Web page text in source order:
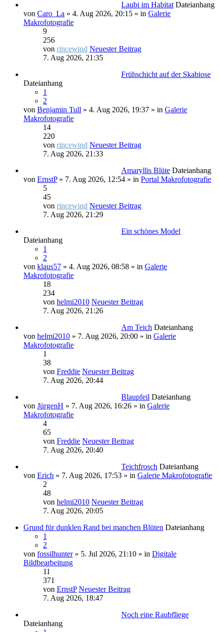
Laubi im Habitat Dateianhang
von Caro_La » 4. Aug 2026, 20:15 » in Galerie
Makrofotografie
9
256
von rincewind Neuester Beitrag
7. Aug 2026, 21:35
Frühschicht auf der Skabiose
Dateianhang
1
2
von Benjamin Tull » 4. Aug 2026, 19:37 » in Galerie
Makrofotografie
14
220
von rincewind Neuester Beitrag
7. Aug 2026, 21:33
Amaryllis Blüte Dateianhang
von ErnstP» 7. Aug 2026, 12:54 » in Portal Makrofotografie
5
45
von rincewind Neuester Beitrag
7. Aug 2026, 21:29
Ein schönes Model
Dateianhang
1
2
von klaus57 » 4. Aug 2026, 08:58 » in Galerie
Makrofotografie
18
234
von helmi2010 Neuester Beitrag
7. Aug 2026, 21:26
Am Teich Dateianhang
von helmi2010 » 7. Aug 2026, 20:00 » in Galerie
Makrofotografie
1
38
von Freddie Neuester Beitrag
7. Aug 2026, 20:44
Blaupfeil Dateianhang
von JürgenH » 7. Aug 2026, 16:26 » in Galerie
Makrofotografie
4
65
von Freddie Neuester Beitrag
7. Aug 2026, 20:40
Teichfrosch Dateianhang
von Erich » 7. Aug 2026, 17:53 » in Galerie Makrofotografie
2
48
von helmi2010 Neuester Beitrag
7. Aug 2026, 20:05
Grund für dunklen Rand bei manchen Blüten Dateianhang
1
2
von fossilhunter» 5. Jul 2026, 21:10 » in Digitale
Bildbearbeitung
11
371
von ErnstP Neuester Beitrag
7. Aug 2026, 18:47
Noch eine Raubfliege
Dateianhang